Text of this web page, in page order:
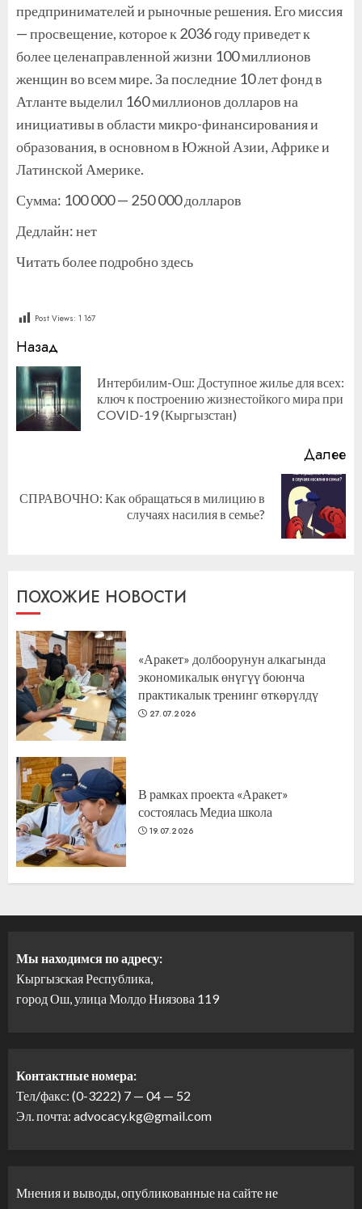
предпринимателей и рыночные решения. Его миссия
— просвещение, которое к 2036 году приведет к
более целенаправленной жизни 100 миллионов
женщин во всем мире. За последние 10 лет фонд в
Атланте выделил 160 миллионов долларов на
инициативы в области микро-финансирования и
образования, в основном в Южной Азии, Африке и
Латинской Америке.
Сумма: 100 000 — 250 000 долларов
Дедлайн: нет
Читать более подробно здесь
Post Views: 1 167
Продолжить
чтение
Назад
Интербилим-Ош: Доступное жилье для всех:
ключ к построению жизнестойкого мира при
COVID-19 (Кыргызстан)
Далее
Следующая
СПРАВОЧНО: Как обращаться в милицию в
случаях насилия в семье?
ПОХОЖИЕ НОВОСТИ
«Аракет» долбоорунун алкагында
экономикалык өнүгүү боюнча
практикалык тренинг өткөрүлдү
27.07.2026
В рамках проекта «Аракет»
состоялась Медиа школа
19.07.2026
Мы находимся по адресу:
Кыргызская Республика,
город Ош, улица Молдо Ниязова 119
Контактные номера:
Тел/факс: (0-3222) 7 — 04 — 52
Эл. почта: advocacy.kg@gmail.com
Мнения и выводы, опубликованные на сайте не